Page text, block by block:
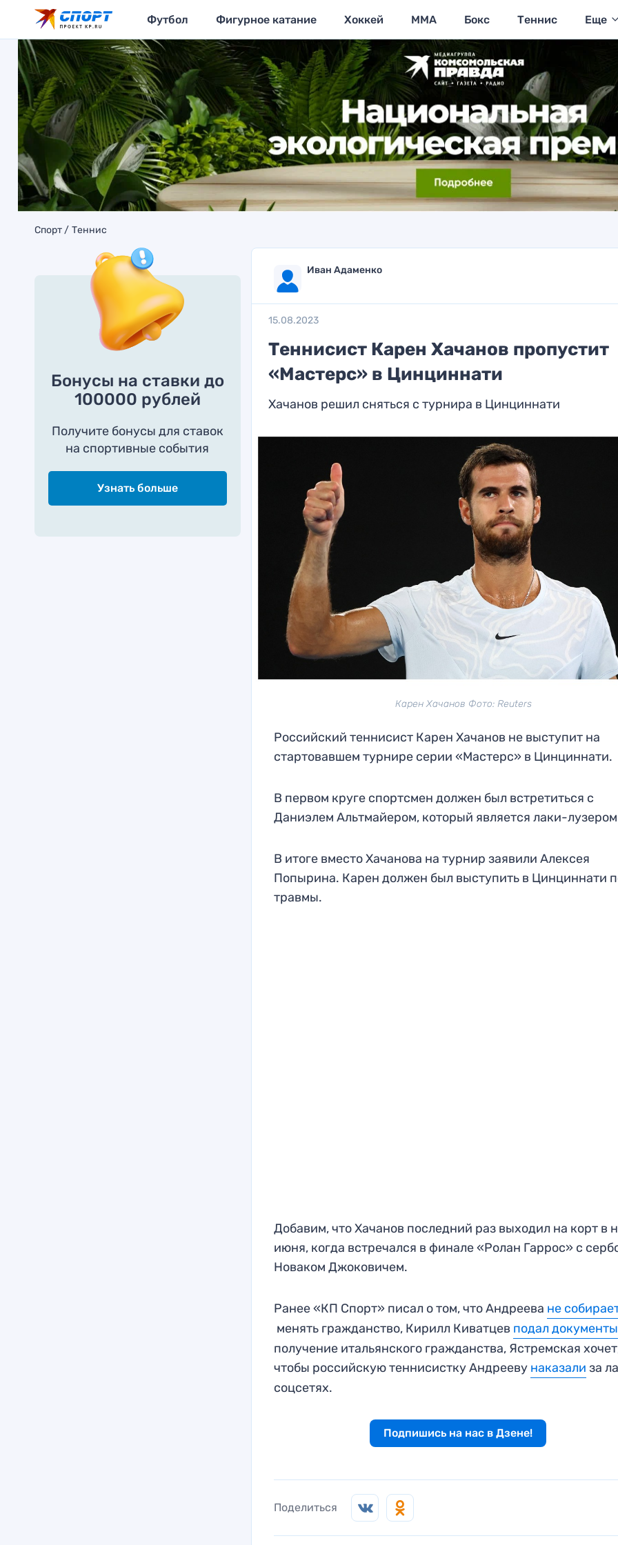
Футбол Фигурное катание Хоккей MMA Бокс Теннис Еще
Спорт Теннис
Бонусы на ставки до
100000 рублей
Получите бонусы для ставок
на спортивные события
Узнать больше
Иван Адаменко
15.08.2023
Теннисист Карен Хачанов пропустит
«Мастерс» в Цинциннати
Хачанов решил сняться с турнира в Цинциннати
Карен Хачанов Фото: Reuters
Российский теннисист Карен Хачанов не выступит на
стартовавшем турнире серии «Мастерс» в Цинциннати.
В первом круге спортсмен должен был встретиться с
Даниэлем Альтмайером, который является лаки-
В итоге вместо Хачанова на турнир заявили Алексея
Попырина. Карен должен был выступить в Цинциннати
травмы.
Добавим, что Хачанов последний раз выходил на корт в
июня, когда встречался в финале «Ролан Гаррос» с
Новаком Джоковичем.
Ранее «КП Спорт» писал о том, что Андреева не
менять гражданство, Кирилл Киватцев подал документы
получение итальянского гражданства, Ястремская
чтобы российскую теннисистку Андрееву наказали за
соцсетях.
Подпишись на нас в Дзене!
Поделиться